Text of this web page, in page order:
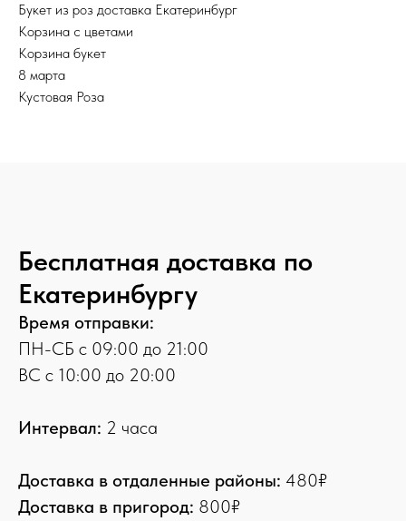
Букет из роз доставка Екатеринбург
Корзина с цветами
Корзина букет
8 марта
Кустовая Роза
Бесплатная доставка по
Екатеринбургу
Время отправки:
ПН-СБ с 09:00 до 21:00
ВС с 10:00 до 20:00
Интервал: 2 часа
Доставка в отдаленные районы: 480₽
Доставка в пригород: 800₽